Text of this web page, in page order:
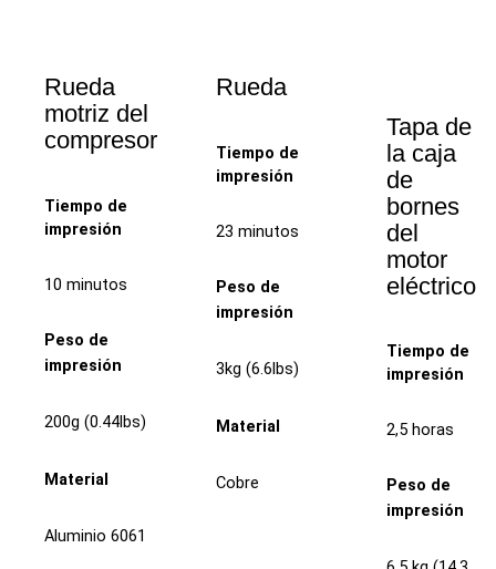
Rueda
motriz del
compresor
Tiempo de
impresión
10 minutos
Peso de
impresión
200g (0.44lbs)
Material
Aluminio 6061
Rueda
Tiempo de
impresión
23 minutos
Peso de
impresión
3kg (6.6lbs)
Material
Cobre
Tapa de
la caja
de
bornes
del
motor
eléctrico
Tiempo de
impresión
2,5 horas
Peso de
impresión